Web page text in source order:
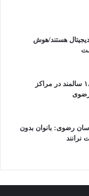
هستند/هوش
خدمات‌رسانی به ۱۸۵۰ سالمند در مراکز
رضوی: بانوان بدون
نرانند